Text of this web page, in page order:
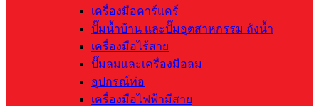
เครื่องมือคาร์แคร์
ปั๊มน้ำบ้าน และปั๊มอุตสาหกรรม ถังน้ำ
เครื่องมือไร้สาย
ปั๊มลมและเครื่องมือลม
อุปกรณ์ท่อ
เครื่องมือไฟฟ้ามีสาย